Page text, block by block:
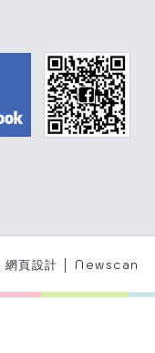
網頁設計 │ Newscan